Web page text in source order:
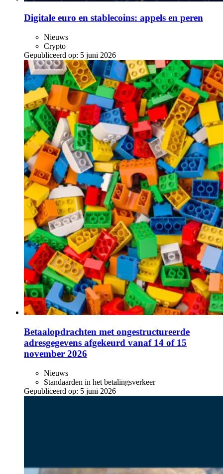
Digitale euro en stablecoins: appels en peren
Nieuws
Crypto
Gepubliceerd op: 5 juni 2026
Betaalopdrachten met ongestructureerde
adresgegevens afgekeurd vanaf 14 of 15
november 2026
Nieuws
Standaarden in het betalingsverkeer
Gepubliceerd op: 5 juni 2026